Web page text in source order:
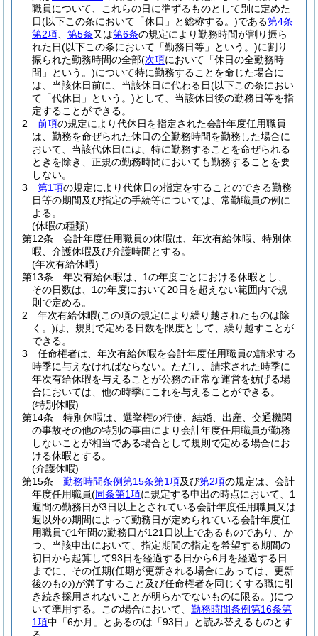
職員について、これらの日に準ずるものとして別に定めた
日(以下この条において「休日」と総称する。)である第4条
第2項
第5条又は第6条の規定により勤務時間が割り振ら
れた日(以下この条において「勤務日等」という。)に割り
振られた勤務時間の全部(次項において「休日の全勤務時
間」という。)について特に勤務することを命じた場合に
は、当該休日前に、当該休日に代わる日(以下この条におい
て「代休日」という。)として、当該休日後の勤務日等を指
定することができる。
2
前項の規定により代休日を指定された会計年度任用職員
は、勤務を命ぜられた休日の全勤務時間を勤務した場合に
おいて、当該代休日には、特に勤務することを命ぜられる
ときを除き、正規の勤務時間においても勤務することを要
しない。
3
第1項の規定により代休日の指定をすることのできる勤務
日等の期間及び指定の手続等については、常勤職員の例に
よる。
(休暇の種類)
第12条
会計年度任用職員の休暇は、年次有給休暇、特別休
暇、介護休暇及び介護時間とする。
(年次有給休暇)
第13条
年次有給休暇は、1の年度ごとにおける休暇とし、
その日数は、1の年度において20日を超えない範囲内で規
則で定める。
2
年次有給休暇(この項の規定により繰り越されたものは除
く。)は、規則で定める日数を限度として、繰り越すことが
できる。
3
任命権者は、年次有給休暇を会計年度任用職員の請求する
時季に与えなければならない。 ただし、請求された時季に
年次有給休暇を与えることが公務の正常な運営を妨げる場
合においては、他の時季にこれを与えることができる。
(特別休暇)
第14条
特別休暇は、選挙権の行使、結婚、出産、交通機関
の事故その他の特別の事由により会計年度任用職員が勤務
しないことが相当である場合として規則で定める場合にお
ける休暇とする。
(介護休暇)
第15条
勤務時間条例第15条第1項及び第2項の規定は、会計
年度任用職員(同条第1項に規定する申出の時点において、1
週間の勤務日が3日以上とされている会計年度任用職員又は
週以外の期間によって勤務日が定められている会計年度任
用職員で1年間の勤務日が121日以上であるものであり、か
つ、当該申出において、指定期間の指定を希望する期間の
初日から起算して93日を経過する日から6月を経過する日
までに、その任期(任期が更新される場合にあっては、更新
後のもの)が満了すること及び任命権者を同じくする職に引
き続き採用されないことが明らかでないものに限る。)につ
いて準用する。
この場合において、 勤務時間条例第16条第
1項中「6か月」とあるのは「93日」と読み替えるものとす